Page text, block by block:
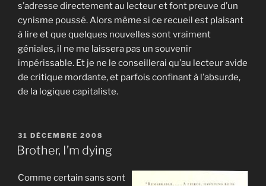
s’adresse directement au lecteur et font preuve d’un
cynisme poussé. Alors même si ce recueil est plaisant
à lire et que quelques nouvelles sont vraiment
géniales, il ne me laissera pas un souvenir
impérissable. Et je ne le conseillerai qu’au lecteur avide
de critique mordante, et parfois confinant à l’absurde,
de la logique capitaliste.
PUBLIÉ
LE
31 DÉCEMBRE 2008
Brother, I’m dying
Comme certain sans sont